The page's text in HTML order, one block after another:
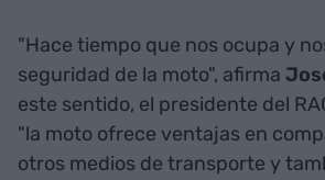
"Hace tiempo que nos ocupa y
seguridad de la moto", afirma
este sentido, el presidente del
"la moto ofrece ventajas en
otros medios de transporte y